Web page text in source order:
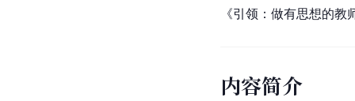
《引领：做有思想的教
内容简介